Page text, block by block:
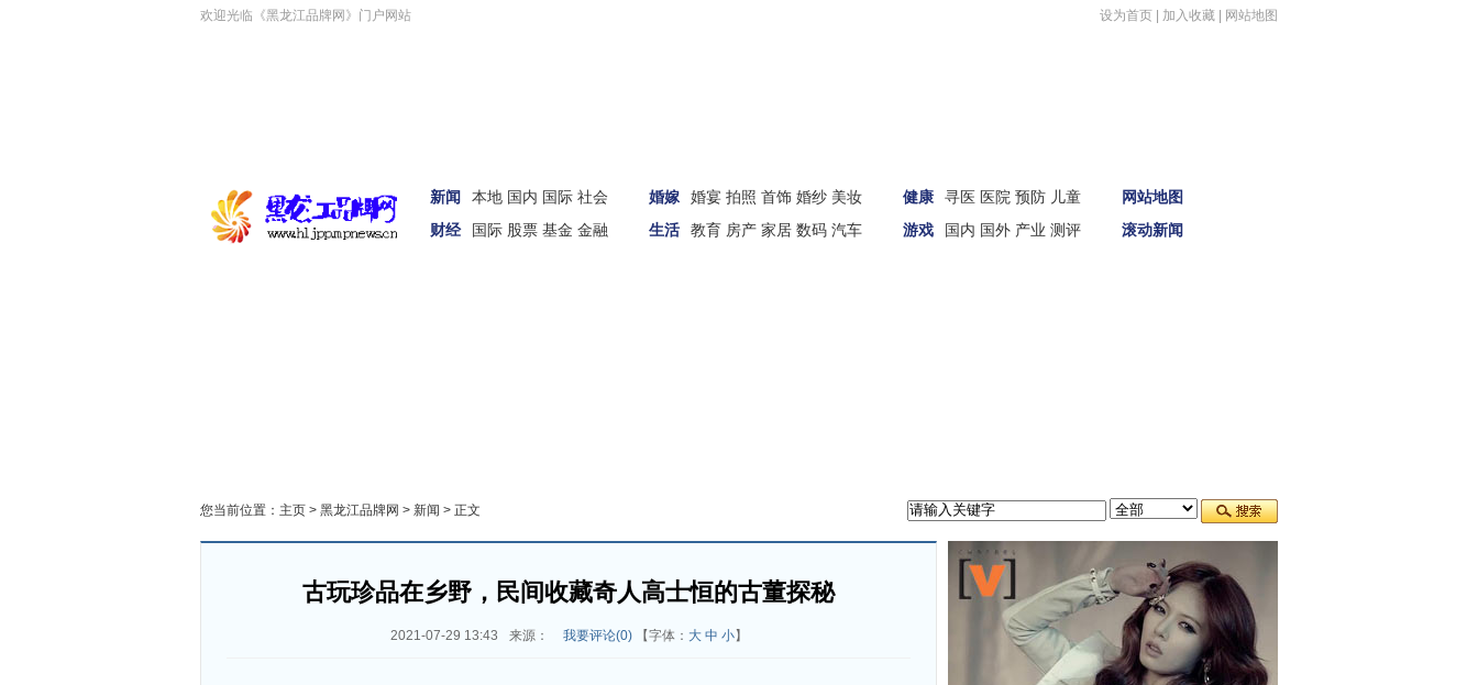
欢迎光临《黑龙江品牌网》门户网站 设为首页 加入收藏 网站地图
新闻 本地 国内 国际 社会
财经
国际 股票 基金 金融
婚嫁 婚宴 拍照 首饰 婚纱 美妆
生活
教育 房产 家居 数码 汽车
健康 寻医 医院 预防 儿童
游戏
国内 国外 产业 测评
网站地图
滚动新闻
您当前位置： 主页 > 黑龙江品牌网 > 新闻 > 正文
古玩珍品在乡野，民间收藏奇人高士恒的古董探秘
2021-07-29 13:43 来源： 我要评论(0)【字体： 大 中 小】